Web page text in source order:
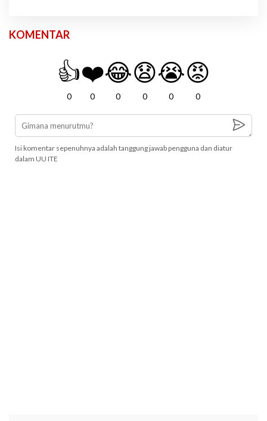
KOMENTAR
👍
0
❤️
0
😂
0
😧
0
😭
0
😡
0
Isi komentar sepenuhnya adalah tanggung jawab pengguna dan diatur
dalam UU ITE